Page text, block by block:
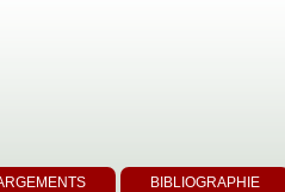
BIBLIOGRAPHIE